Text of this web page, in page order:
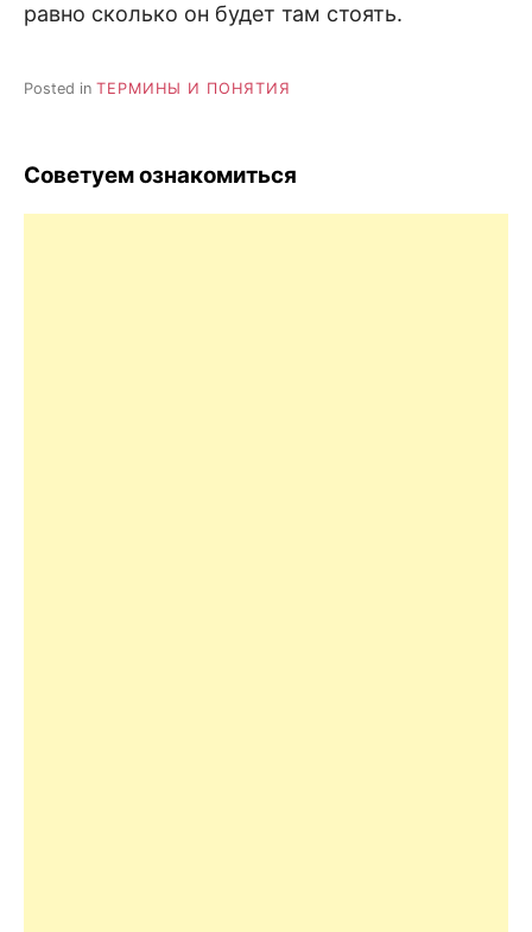
равно сколько он будет там стоять.
Posted in ТЕРМИНЫ И ПОНЯТИЯ
Советуем ознакомиться